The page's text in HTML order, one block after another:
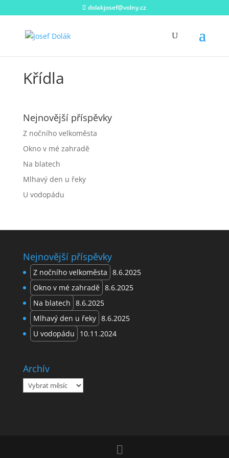
dolakjosef@volny.cz
Křídla
Nejnovější příspěvky
Z nočního velkoměsta
Okno v mé zahradě
Na blatech
Mlhavý den u řeky
U vodopádu
Nejnovější příspěvky
Z nočního velkoměsta 8.6.2025
Okno v mé zahradě 8.6.2025
Na blatech 8.6.2025
Mlhavý den u řeky 8.6.2025
U vodopádu
10.11.2024
Archív
Archív